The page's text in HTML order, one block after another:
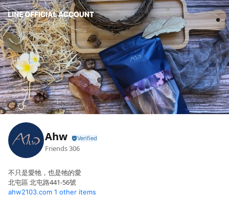
Ahw
Friends306
不只是愛牠，也是牠的愛
北屯區 北屯路441-56號
ahw2103.com 1 other items